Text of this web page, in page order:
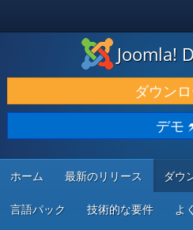
ダウンロードと機能拡張
発見と学び
コミュニティとサポート
開発者向けリソース
Joomla!
ダウン
デモ
ホーム 最新のリリース ダウ
言語パック 技術的な要件 よ